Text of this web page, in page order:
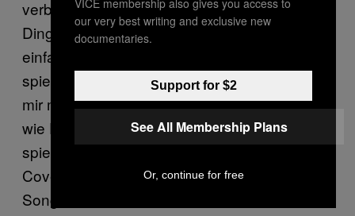
verbunden. Ich dachte permanent an das
Ding, wenn ich nicht da war. Und wollte
einfach nur zu meinen Großeltern, um wieder
spielen zu können. Als ich älter wurde, setzte
mir mein Onkel oft Kopfhörer auf, ließ Bands
wie Deep Purple und Rainbow laufen und ich
spielte dazu. Meine Mutter hatte auch eine
Coverband namens Caper. Sie coverten
Songs von Black Sabbath, Boston, Judas
our very best writing and exclusive new
documentaries.
Support for $2
See All Membership Plans
Or, continue for free